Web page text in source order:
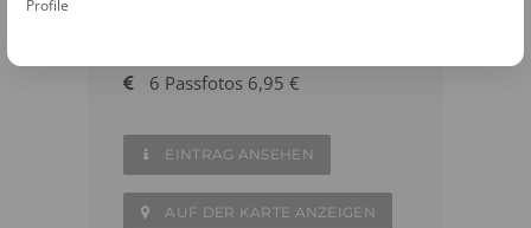
6 Passfotos 6,95 €
EINTRAG ANSEHEN
AUF DER KARTE ANZEIGEN
Profile